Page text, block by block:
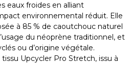
eaux froides en alliant
environnemental réduit. Elle
à 85 % de caoutchouc naturel
du néoprène traditionnel, et
ou d’origine végétale.
Upcycler Pro Stretch, issu à